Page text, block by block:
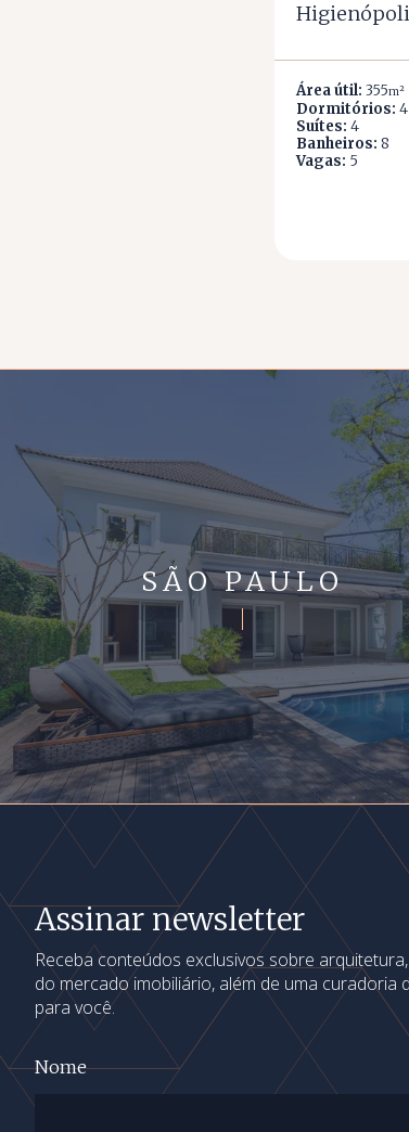
Área útil: 355m²
Dormitórios: 4
Suítes: 4
Banheiros: 8
Vagas: 5
SÃO PAULO
Assinar newsletter
Receba conteúdos exclusivos sobre
do mercado imobiliário, além de uma
para você.
Nome